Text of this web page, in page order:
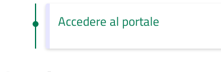
Accedere al portale